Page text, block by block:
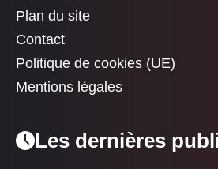
Plan du site
Contact
Politique de cookies (UE)
Mentions légales
Les dernières